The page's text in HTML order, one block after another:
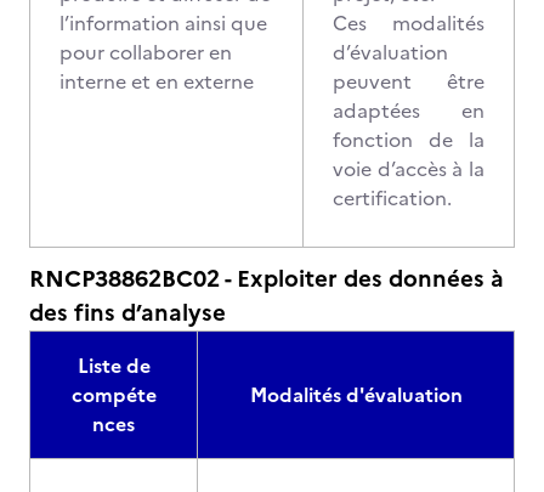
l’information ainsi que
pour collaborer en
interne et en externe
Ces modalités
d’évaluation
peuvent être
adaptées en
fonction de la
voie d’accès à la
certification.
RNCP38862BC02 - Exploiter des données à
des fins d’analyse
Liste de
compéte
nces
Modalités d'évaluation